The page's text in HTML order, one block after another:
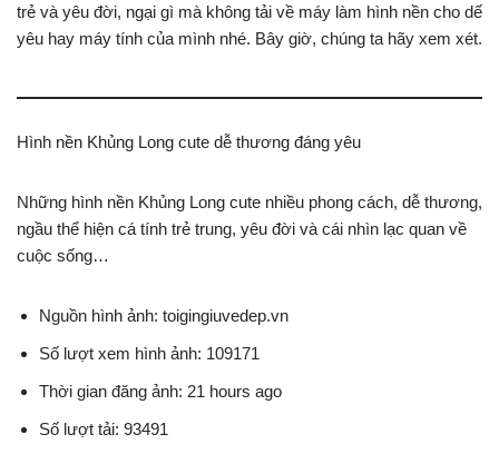
trẻ và yêu đời, ngại gì mà không tải về máy làm hình nền cho dế
yêu hay máy tính của mình nhé. Bây giờ, chúng ta hãy xem xét.
Hình nền Khủng Long cute dễ thương đáng yêu
Những hình nền Khủng Long cute nhiều phong cách, dễ thương,
ngầu thể hiện cá tính trẻ trung, yêu đời và cái nhìn lạc quan về
cuộc sống…
Nguồn hình ảnh: toigingiuvedep.vn
Số lượt xem hình ảnh: 109171
Thời gian đăng ảnh: 21 hours ago
Số lượt tải: 93491